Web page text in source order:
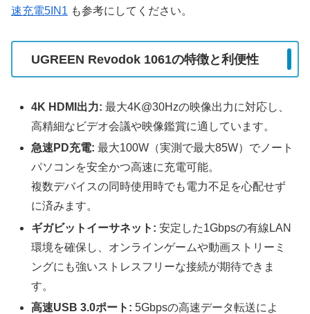
速充電5IN1 も参考にしてください。
UGREEN Revodok 1061の特徴と利便性
4K HDMI出力: 最大4K@30Hzの映像出力に対応し、
高精細なビデオ会議や映像鑑賞に適しています。
急速PD充電: 最大100W（実測で最大85W）でノート
パソコンを安全かつ高速に充電可能。
複数デバイスの同時使用時でも電力不足を心配せず
に済みます。
ギガビットイーサネット: 安定した1Gbpsの有線LAN
環境を確保し、オンラインゲームや動画ストリーミ
ングにも強いストレスフリーな接続が期待できま
す。
高速USB 3.0ポート: 5Gbpsの高速データ転送によ